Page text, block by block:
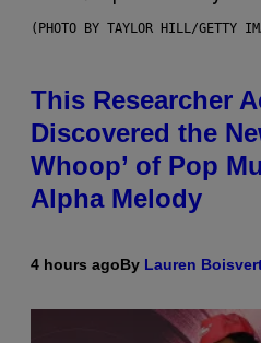
(PHOTO BY TAYLOR HILL/GETTY
This Researcher
Discovered the
Whoop’ of Pop
Alpha Melody
4 hours agoBy Lauren